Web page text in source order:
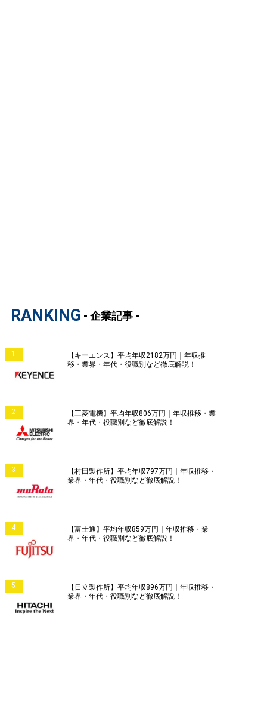
RANKING - 企業記事 -
1
【キーエンス】平均年収2182万円｜年収推
移・業界・年代・役職別など徹底解説！
2
【三菱電機】平均年収806万円｜年収推移・業
界・年代・役職別など徹底解説！
3
【村田製作所】平均年収797万円｜年収推移・
業界・年代・役職別など徹底解説！
4
【富士通】平均年収859万円｜年収推移・業
界・年代・役職別など徹底解説！
5
【日立製作所】平均年収896万円｜年収推移・
業界・年代・役職別など徹底解説！